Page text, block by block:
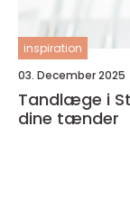
inspiration
03. December 2025
Tandlæge i
dine tænder